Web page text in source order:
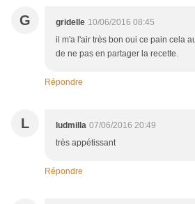
G gridelle 10/06/2016 08:45
il m'a l'air très bon oui ce pain cela
de ne pas en partager la recette.
Répondre
L ludmilla 07/06/2016 20:49
très appétissant
Répondre